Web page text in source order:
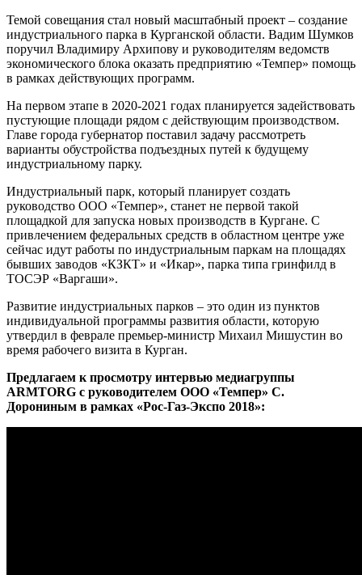
Темой совещания стал новый масштабный проект – создание
индустриального парка в Курганской области. Вадим Шумков
поручил Владимиру Архипову и руководителям ведомств
экономического блока оказать предприятию «Темпер» помощь
в рамках действующих программ.
На первом этапе в 2020-2021 годах планируется задействовать
пустующие площади рядом с действующим производством.
Главе города губернатор поставил задачу рассмотреть
варианты обустройства подъездных путей к будущему
индустриальному парку.
Индустриальный парк, который планирует создать
руководство ООО «Темпер», станет не первой такой
площадкой для запуска новых производств в Кургане. С
привлечением федеральных средств в областном центре уже
сейчас идут работы по индустриальным паркам на площадях
бывших заводов «КЗКТ» и «Икар», парка типа гринфилд в
ТОСЭР «Варгаши».
Развитие индустриальных парков – это один из пунктов
индивидуальной программы развития области, которую
утвердил в феврале премьер-министр Михаил Мишустин во
время рабочего визита в Курган.
Предлагаем к просмотру интервью медиагруппы
ARMTORG с руководителем ООО «Темпер» С.
Дорониным в рамках «Рос-Газ-Экспо 2018»: